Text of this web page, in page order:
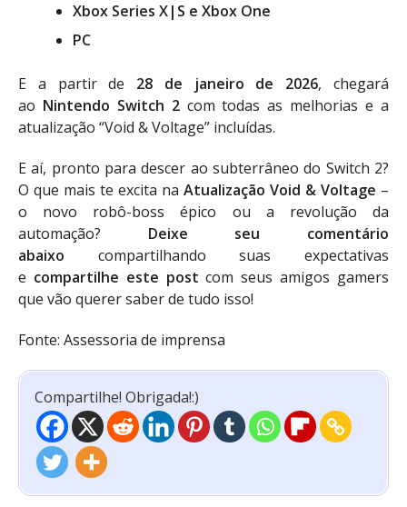
Xbox Series X|S e Xbox One
PC
E a partir de 28 de janeiro de 2026, chegará
ao Nintendo Switch 2com todas as melhorias e a
atualização “Void & Voltage” incluídas.
E aí, pronto para descer ao subterrâneo do Switch 2?
O que mais te excita na Atualização Void & Voltage –
o novo robô-boss épico ou a revolução da
automação? Deixe seu comentário
abaixo compartilhando suas expectativas
e compartilhe este post com seus amigos gamers
que vão querer saber de tudo isso!
Fonte: Assessoria de imprensa
Compartilhe! Obrigada!:)